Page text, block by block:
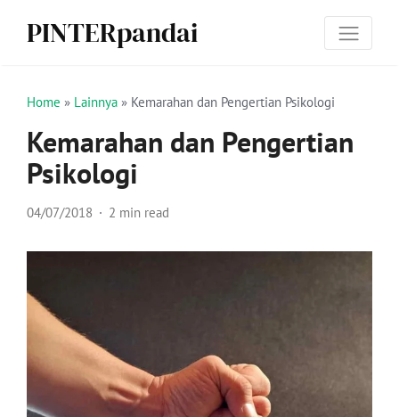
PINTERpandai
Home » Lainnya » Kemarahan dan Pengertian Psikologi
Kemarahan dan Pengertian
Psikologi
04/07/2018 2 min read